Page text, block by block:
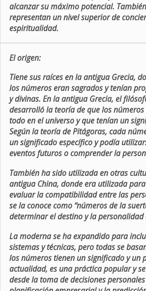
alcanzar su máximo potencial.
representan un nivel superior de
espiritualidad.
El origen:
Tiene sus raíces en la antigua Grecia,
los números eran sagrados y tenían
y divinas. En la antigua Grecia, el
desarrolló la teoría de que los
todo en el universo y que tenían un
Según la teoría de Pitágoras, cada
un significado específico y podía
eventos futuros o comprender la
También ha sido utilizada en otras
antigua China, donde era utilizada
evaluar la compatibilidad entre las
se la conoce como “números de la
determinar el destino y la personalidad
La moderna se ha expandido para
sistemas y técnicas, pero todas se
los números tienen un significado y un
actualidad, es una práctica popular y
desde la toma de decisiones